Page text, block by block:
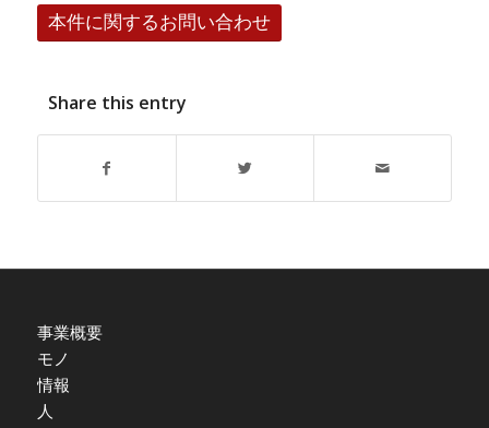
本件に関するお問い合わせ
Share this entry
事業概要
モノ
情報
人